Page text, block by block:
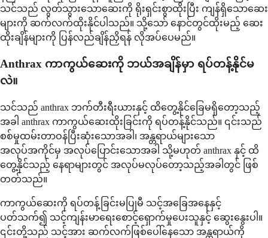
သင်သည် လွတ်သွားသောဆေးကို ရိုးရှင်းစွာထိုးပြီး ကျန်ရှိသောဆေး
များကို ဆက်လက်ထိုးနိုင်ပါသည်။ သို့သော် နောင်တွင်ထိုးမည့် ဆေး
ထိုးချိန်များကို ပြန်လည်ချိန်ညှိရန် လိုအပ်ပေမည်။
Anthrax ကာကွယ်ဆေးကို ဘယ်အချိန်မှာ ရပ်တန့်နိုင်မ
လဲ။
သင်သည် anthrax ဘက်တီးရီးယားနှင့် ထိတွေ့နိုင်ခြေမရှိတော့သည့်
အခါ anthrax ကာကွယ်ဆေးထိုးခြင်းကို ရပ်တန့်နိုင်သည်။ ၎င်းသည်
စစ်မှုထမ်းတာဝန်ပြီးဆုံးသောအခါ၊ အန္တရာယ်များသော
အလုပ်အကိုင်မှ အလုပ်ပြောင်းသောအခါ သို့မဟုတ် anthrax နှင့် ထိ
တွေ့နိုင်သည့် နေရာများတွင် အလုပ်မလုပ်တော့သည့်အခါတွင် ဖြစ်
တတ်သည်။
ကာကွယ်ဆေးကို ရပ်တန့်ခြင်းမပြုမီ သင့်အခြေအနေနှင့်
ပတ်သက်၍ သင့်ကျန်းမာရေးစောင့်ရှောက်မှုပေးသူနှင့် ဆွေးနွေးပါ။
၎င်းတို့သည် သင့်အား ဆက်လက်ဖြစ်ပေါ်နေသော အန္တရာယ်ကို